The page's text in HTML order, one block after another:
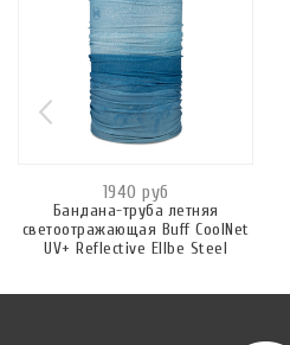
1940 руб
Бандана-труба летняя
светоотражающая Buff CoolNet
UV+ Reflective Ellbe Steel